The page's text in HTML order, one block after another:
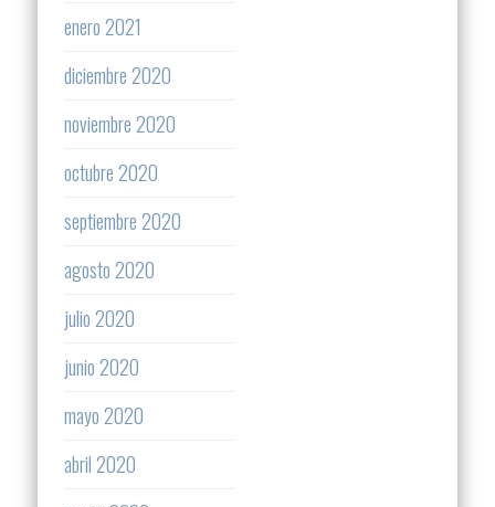
enero 2021
diciembre 2020
noviembre 2020
octubre 2020
septiembre 2020
agosto 2020
julio 2020
junio 2020
mayo 2020
abril 2020